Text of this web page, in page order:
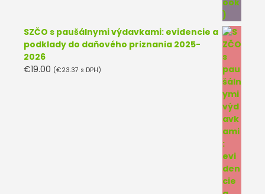
SZČO s paušálnymi výdavkami: evidencie a
podklady do daňového priznania 2025-
2026
€19.00 (€23.37 s DPH)